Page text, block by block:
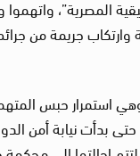
المصرية”،
جريمة من
استمرار حبس
بدأت نيابة أمن